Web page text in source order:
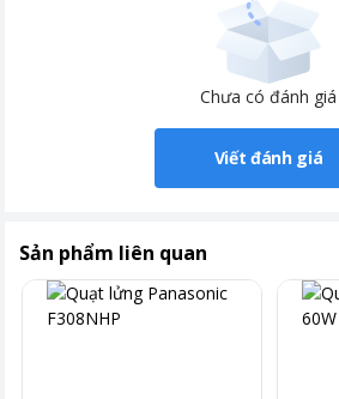
Chưa có đánh giá
Viết đánh giá
Sản phẩm liên quan